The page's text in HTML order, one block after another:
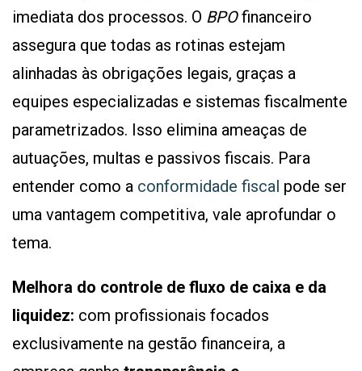
imediata dos processos. O BPOfinanceiro
assegura que todas as rotinas estejam
alinhadas às obrigações legais, graças a
equipes especializadas e sistemas fiscalmente
parametrizados. Isso elimina ameaças de
autuações, multas e passivos fiscais. Para
entender como a conformidade fiscal pode ser
uma vantagem competitiva, vale aprofundar o
tema.
Melhora do controle de fluxo de caixa e da
liquidez: com profissionais focados
exclusivamente na gestão financeira, a